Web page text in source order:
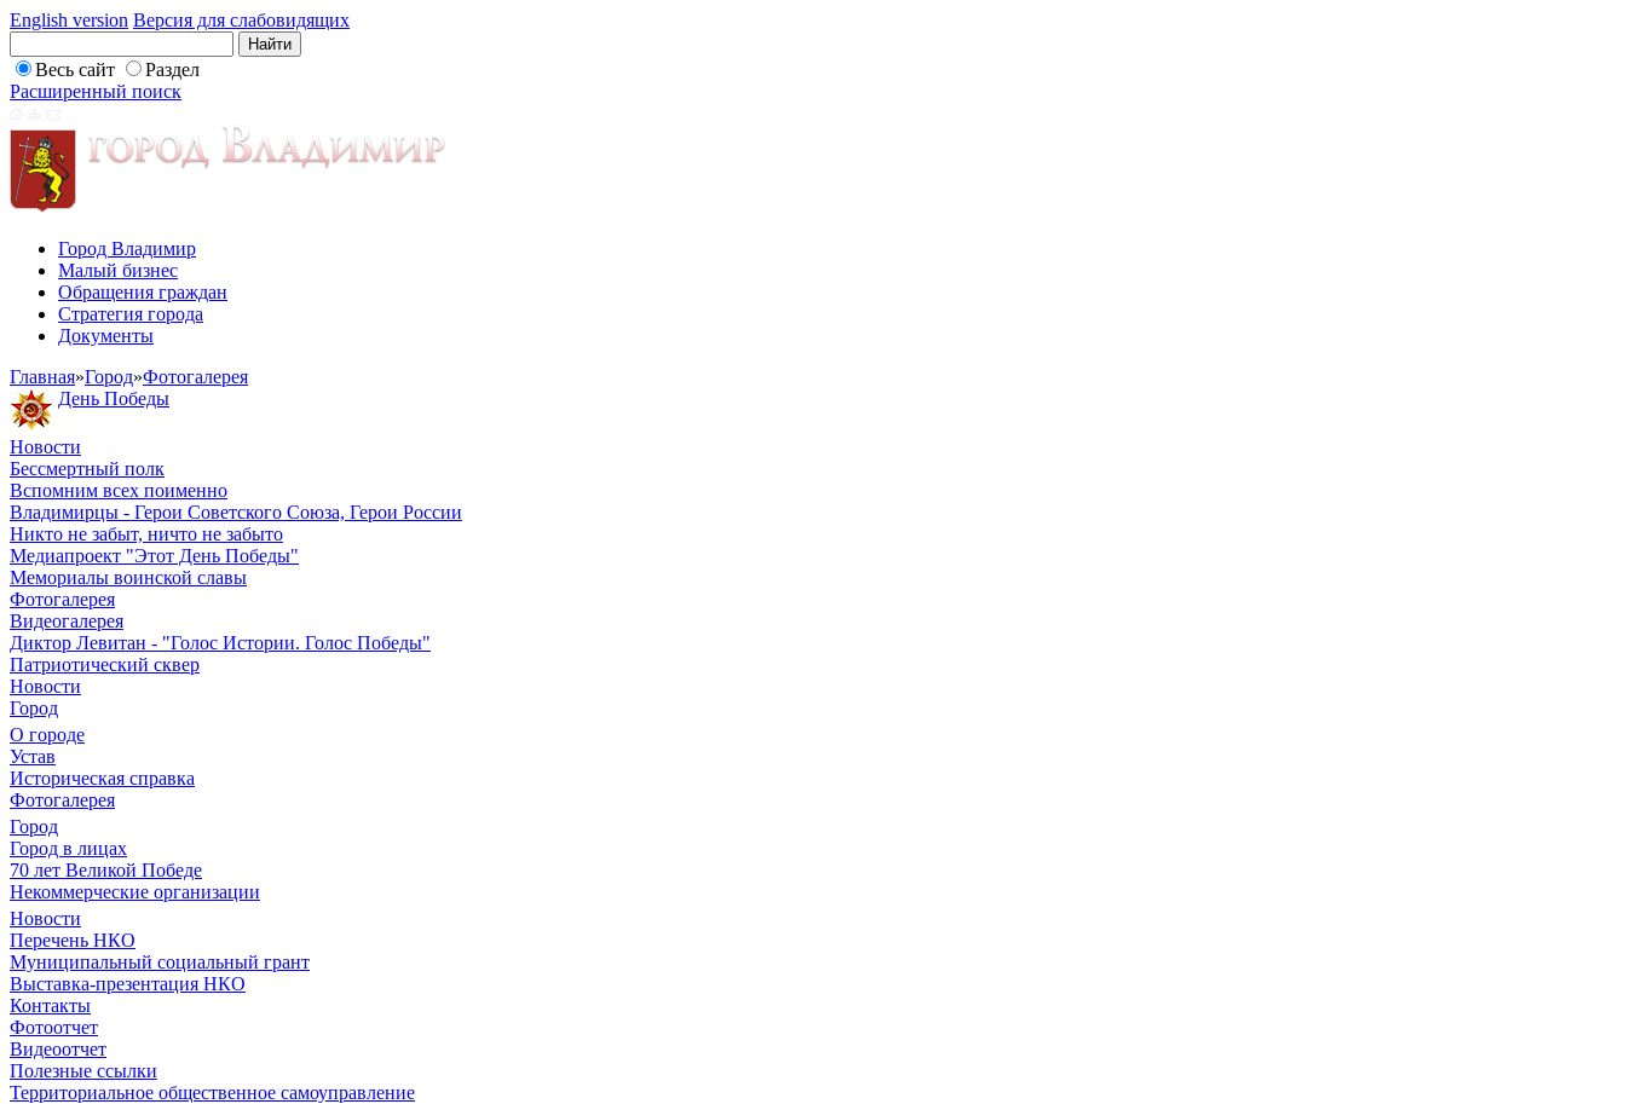
English version Версия для слабовидящих
Весь сайт
Раздел
Расширенный поиск
Город Владимир
Малый бизнес
Обращения граждан
Стратегия города
Документы
Главная»Город»Фотогалерея
День Победы
Новости
Бессмертный полк
Вспомним всех поименно
Владимирцы - Герои Советского Союза, Герои России
Никто не забыт, ничто не забыто
Медиапроект "Этот День Победы"
Мемориалы воинской славы
Фотогалерея
Видеогалерея
Диктор Левитан - "Голос Истории. Голос Победы"
Патриотический сквер
Новости
Город
О городе
Устав
Историческая справка
Фотогалерея
Город
Город в лицах
70 лет Великой Победе
Некоммерческие организации
Новости
Перечень НКО
Муниципальный социальный грант
Выставка-презентация НКО
Контакты
Фотоотчет
Видеоотчет
Полезные ссылки
Территориальное общественное самоуправление